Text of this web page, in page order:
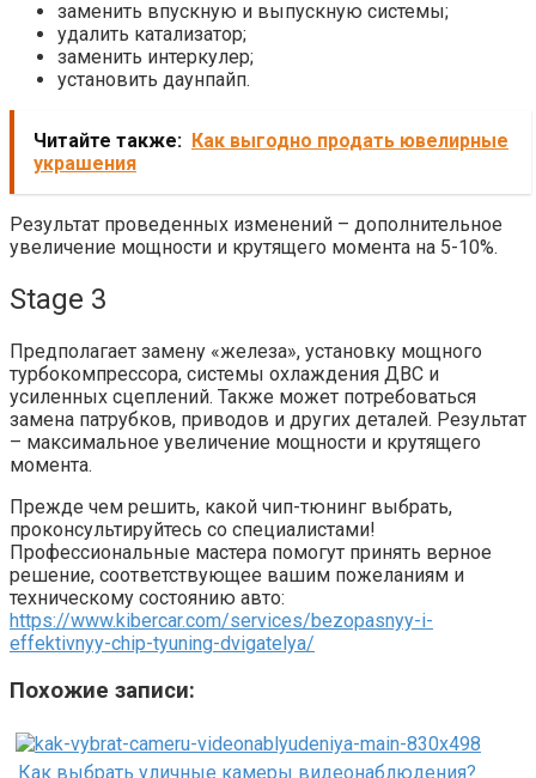
заменить впускную и выпускную системы;
удалить катализатор;
заменить интеркулер;
установить даунпайп.
Читайте также: Как выгодно продать ювелирные
украшения
Результат проведенных изменений – дополнительное
увеличение мощности и крутящего момента на 5-10%.
Stage 3
Предполагает замену «железа», установку мощного
турбокомпрессора, системы охлаждения ДВС и
усиленных сцеплений. Также может потребоваться
замена патрубков, приводов и других деталей. Результат
– максимальное увеличение мощности и крутящего
момента.
Прежде чем решить, какой чип-тюнинг выбрать,
проконсультируйтесь со специалистами!
Профессиональные мастера помогут принять верное
решение, соответствующее вашим пожеланиям и
техническому состоянию авто:
https://www.kibercar.com/services/bezopasnyy-i-
effektivnyy-chip-tyuning-dvigatelya/
Похожие записи:
Как выбрать уличные камеры видеонаблюдения?